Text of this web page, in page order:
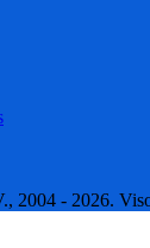
- 2026.